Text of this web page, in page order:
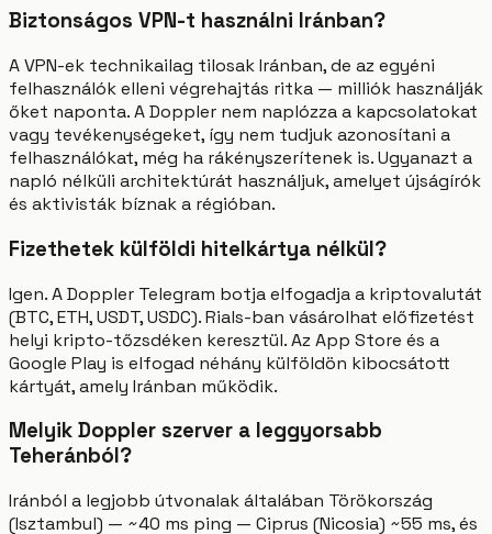
Biztonságos VPN-t használni Iránban?
A VPN-ek technikailag tilosak Iránban, de az egyéni
felhasználók elleni végrehajtás ritka — milliók használják
őket naponta. A Doppler nem naplózza a kapcsolatokat
vagy tevékenységeket, így nem tudjuk azonosítani a
felhasználókat, még ha rákényszerítenek is. Ugyanazt a
napló nélküli architektúrát használjuk, amelyet újságírók
és aktivisták bíznak a régióban.
Fizethetek külföldi hitelkártya nélkül?
Igen. A Doppler Telegram botja elfogadja a kriptovalutát
(BTC, ETH, USDT, USDC). Rials-ban vásárolhat előfizetést
helyi kripto-tőzsdéken keresztül. Az App Store és a
Google Play is elfogad néhány külföldön kibocsátott
kártyát, amely Iránban működik.
Melyik Doppler szerver a leggyorsabb
Teheránból?
Iránból a legjobb útvonalak általában Törökország
(Isztambul) — ~40 ms ping — Ciprus (Nicosia) ~55 ms, és